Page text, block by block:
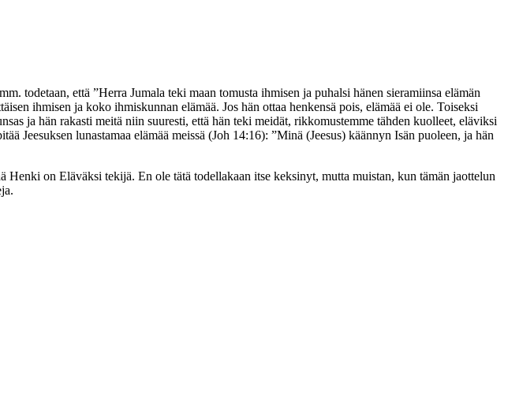
todetaan, että ”Herra Jumala teki maan tomusta ihmisen ja puhalsi hänen sieramiinsa elämän
ihmisen ja koko ihmiskunnan elämää. Jos hän ottaa henkensä pois, elämää ei ole. Toiseksi
ja hän rakasti meitä niin suuresti, että hän teki meidät, rikkomustemme tähden kuolleet, eläviksi
Jeesuksen lunastamaa elämää meissä (Joh 14:16): ”Minä (Jeesus) käännyn Isän puoleen, ja hän
on Eläväksi tekijä. En ole tätä todellakaan itse keksinyt, mutta muistan, kun tämän jaottelun